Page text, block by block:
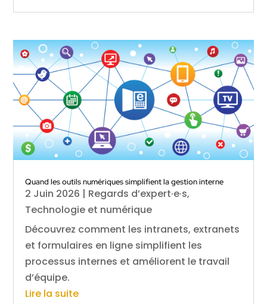
Quand les outils numériques simplifient la gestion interne
2 Juin 2026 | Regards d’expert·e·s,
Technologie et numérique
Découvrez comment les intranets, extranets
et formulaires en ligne simplifient les
processus internes et améliorent le travail
d’équipe.
Lire la suite